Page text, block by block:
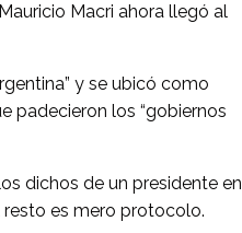
Macri ahora llegó al
y se ubicó como
padecieron los “gobiernos
dichos de un presidente en
es mero protocolo.